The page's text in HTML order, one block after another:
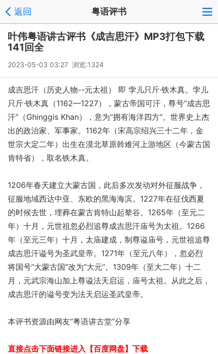
返回 粤语评书
叶伟粤语讲古评书《成吉思汗》MP3打包下载
141回全
2023-05-03 03:27 浏览:1324
成吉思汗（历史人物--元太祖） 即 孛儿只斤·铁木真。孛儿
只斤·铁木真（1162—1227），蒙古帝国可汗，尊号“成吉思
汗”（Ghinggis Khan），意为“拥有海洋四方“。世界史上杰
出的政治家、军事家。1162年（宋高宗绍兴三十二年，金
世宗大定二年）出生在漠北草原斡难河上游地区（今蒙古国
肯特省），取名铁木真。
1206年春天建立大蒙古国，此后多次发动对外征服战争，
征服地域西达中亚、东欧的黑海海滨。1227年在征伐西夏
的时候去世，埋葬在蒙古肯特山起辇谷。1265年（至元二
年）十月，元世祖忽必烈追尊成吉思汗庙号为太祖。1266
年（至元三年）十月，太庙建成，制尊谥庙号，元世祖追尊
成吉思汗谥号为圣武皇帝。1271年（至元八年），忽必烈
将国号“大蒙古国”改为“大元”。1309年（至大二年）十二
月，元武宗海山加上尊谥法天启运，庙号太祖。从此之后，
成吉思汗的谥号变为法天启运圣武皇帝。
本评书资源由网友“粤语讲古堂”分享
直接点击下面链接进入【百度网盘】下载